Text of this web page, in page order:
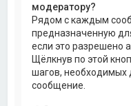
модератору?
Рядом с каждым
предназначенную
если это разрешено
Щёлкнув по этой
шагов, необходимых
сообщение.